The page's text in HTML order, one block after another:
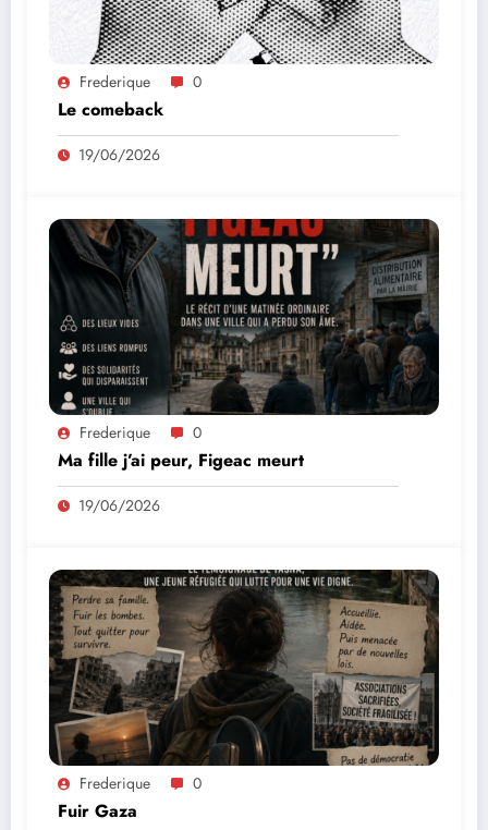
Frederique 0
Le comeback
19/06/2026
Frederique 0
Ma fille j’ai peur, Figeac meurt
19/06/2026
Frederique 0
Fuir Gaza